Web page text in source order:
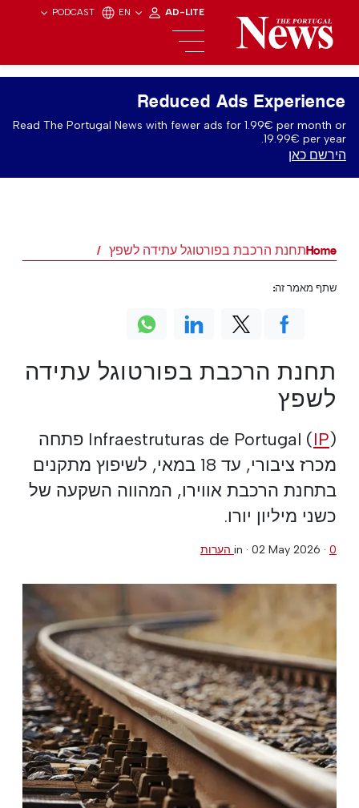
PODCAST EN AD-LITE
Reduced Ads Experience
Read The Portugal News with fewer ads for 1.99€ per month or
19.99€ per year.
הירשם כאן
Homeתחנת הרכבת בפורטוגל עתידה לשפץ
תחנת הרכבת בפורטוגל עתידה
לשפץ
Infraestruturas de Portugal (IP
) פתחה
מכרז ציבורי, עד 18 במאי, לשיפוץ מתקנים
בתחנת הרכבת אווירו, המהווה השקעה של
כשני מיליון יורו.
in · 02 May 2026 · 0 הערות
שתף מאמר זה: